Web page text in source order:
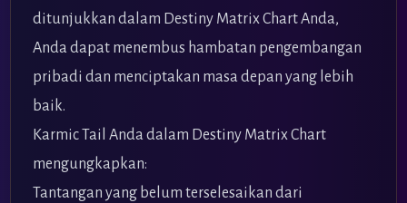
ditunjukkan dalam Destiny Matrix Chart Anda,
Anda dapat menembus hambatan pengembangan
pribadi dan menciptakan masa depan yang lebih
baik.
Karmic Tail Anda dalam Destiny Matrix Chart
mengungkapkan:
Tantangan yang belum terselesaikan dari